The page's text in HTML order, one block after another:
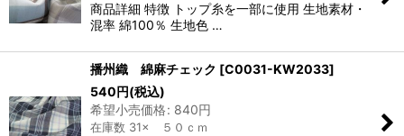
商品詳細 特徴 トップ糸を一部に使用 生地素材・
混率 綿100％ 生地色 …
播州織 綿麻チェック [C0031-KW2033]
540円(税込)
希望小売価格: 840円
在庫数 31× ５０ｃｍ